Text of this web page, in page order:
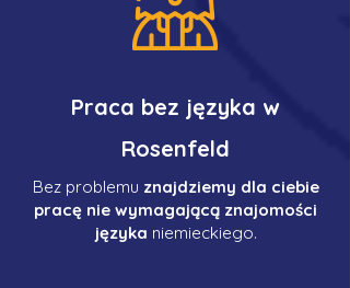
Praca bez języka w
Rosenfeld
Bez problemu znajdziemy dla ciebie
pracę nie wymagającą znajomości
języka niemieckiego.